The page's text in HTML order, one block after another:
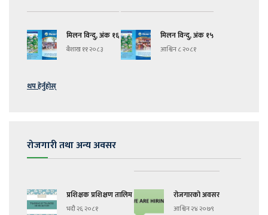
मिलन विन्दु, अंक १६
बैशाख ११ २०८३
मिलन विन्दु, अंक १५
आश्विन ८ २०८१
थप हेर्नुहोस्
रोजगारी तथा अन्य अवसर
प्रशिक्षक प्रशिक्षण तालिम
भदौ २६ २०८१
रोजगारको अवसर
आश्विन २४ २०७९